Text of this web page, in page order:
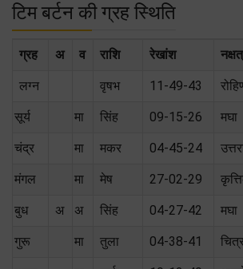
टिम बर्टन की ग्रह स्थिति
ग्रह अ व राशि रेखांश
लग्न वृषभ 11-49-43
सूर्य मा सिंह 09-15-26 मघा
चंद्र मा मकर 04-45-24
मंगल मा मेष 27-02-29
बुध अ अ सिंह 04-27-42 मघा
गुरू मा तुला 04-38-41